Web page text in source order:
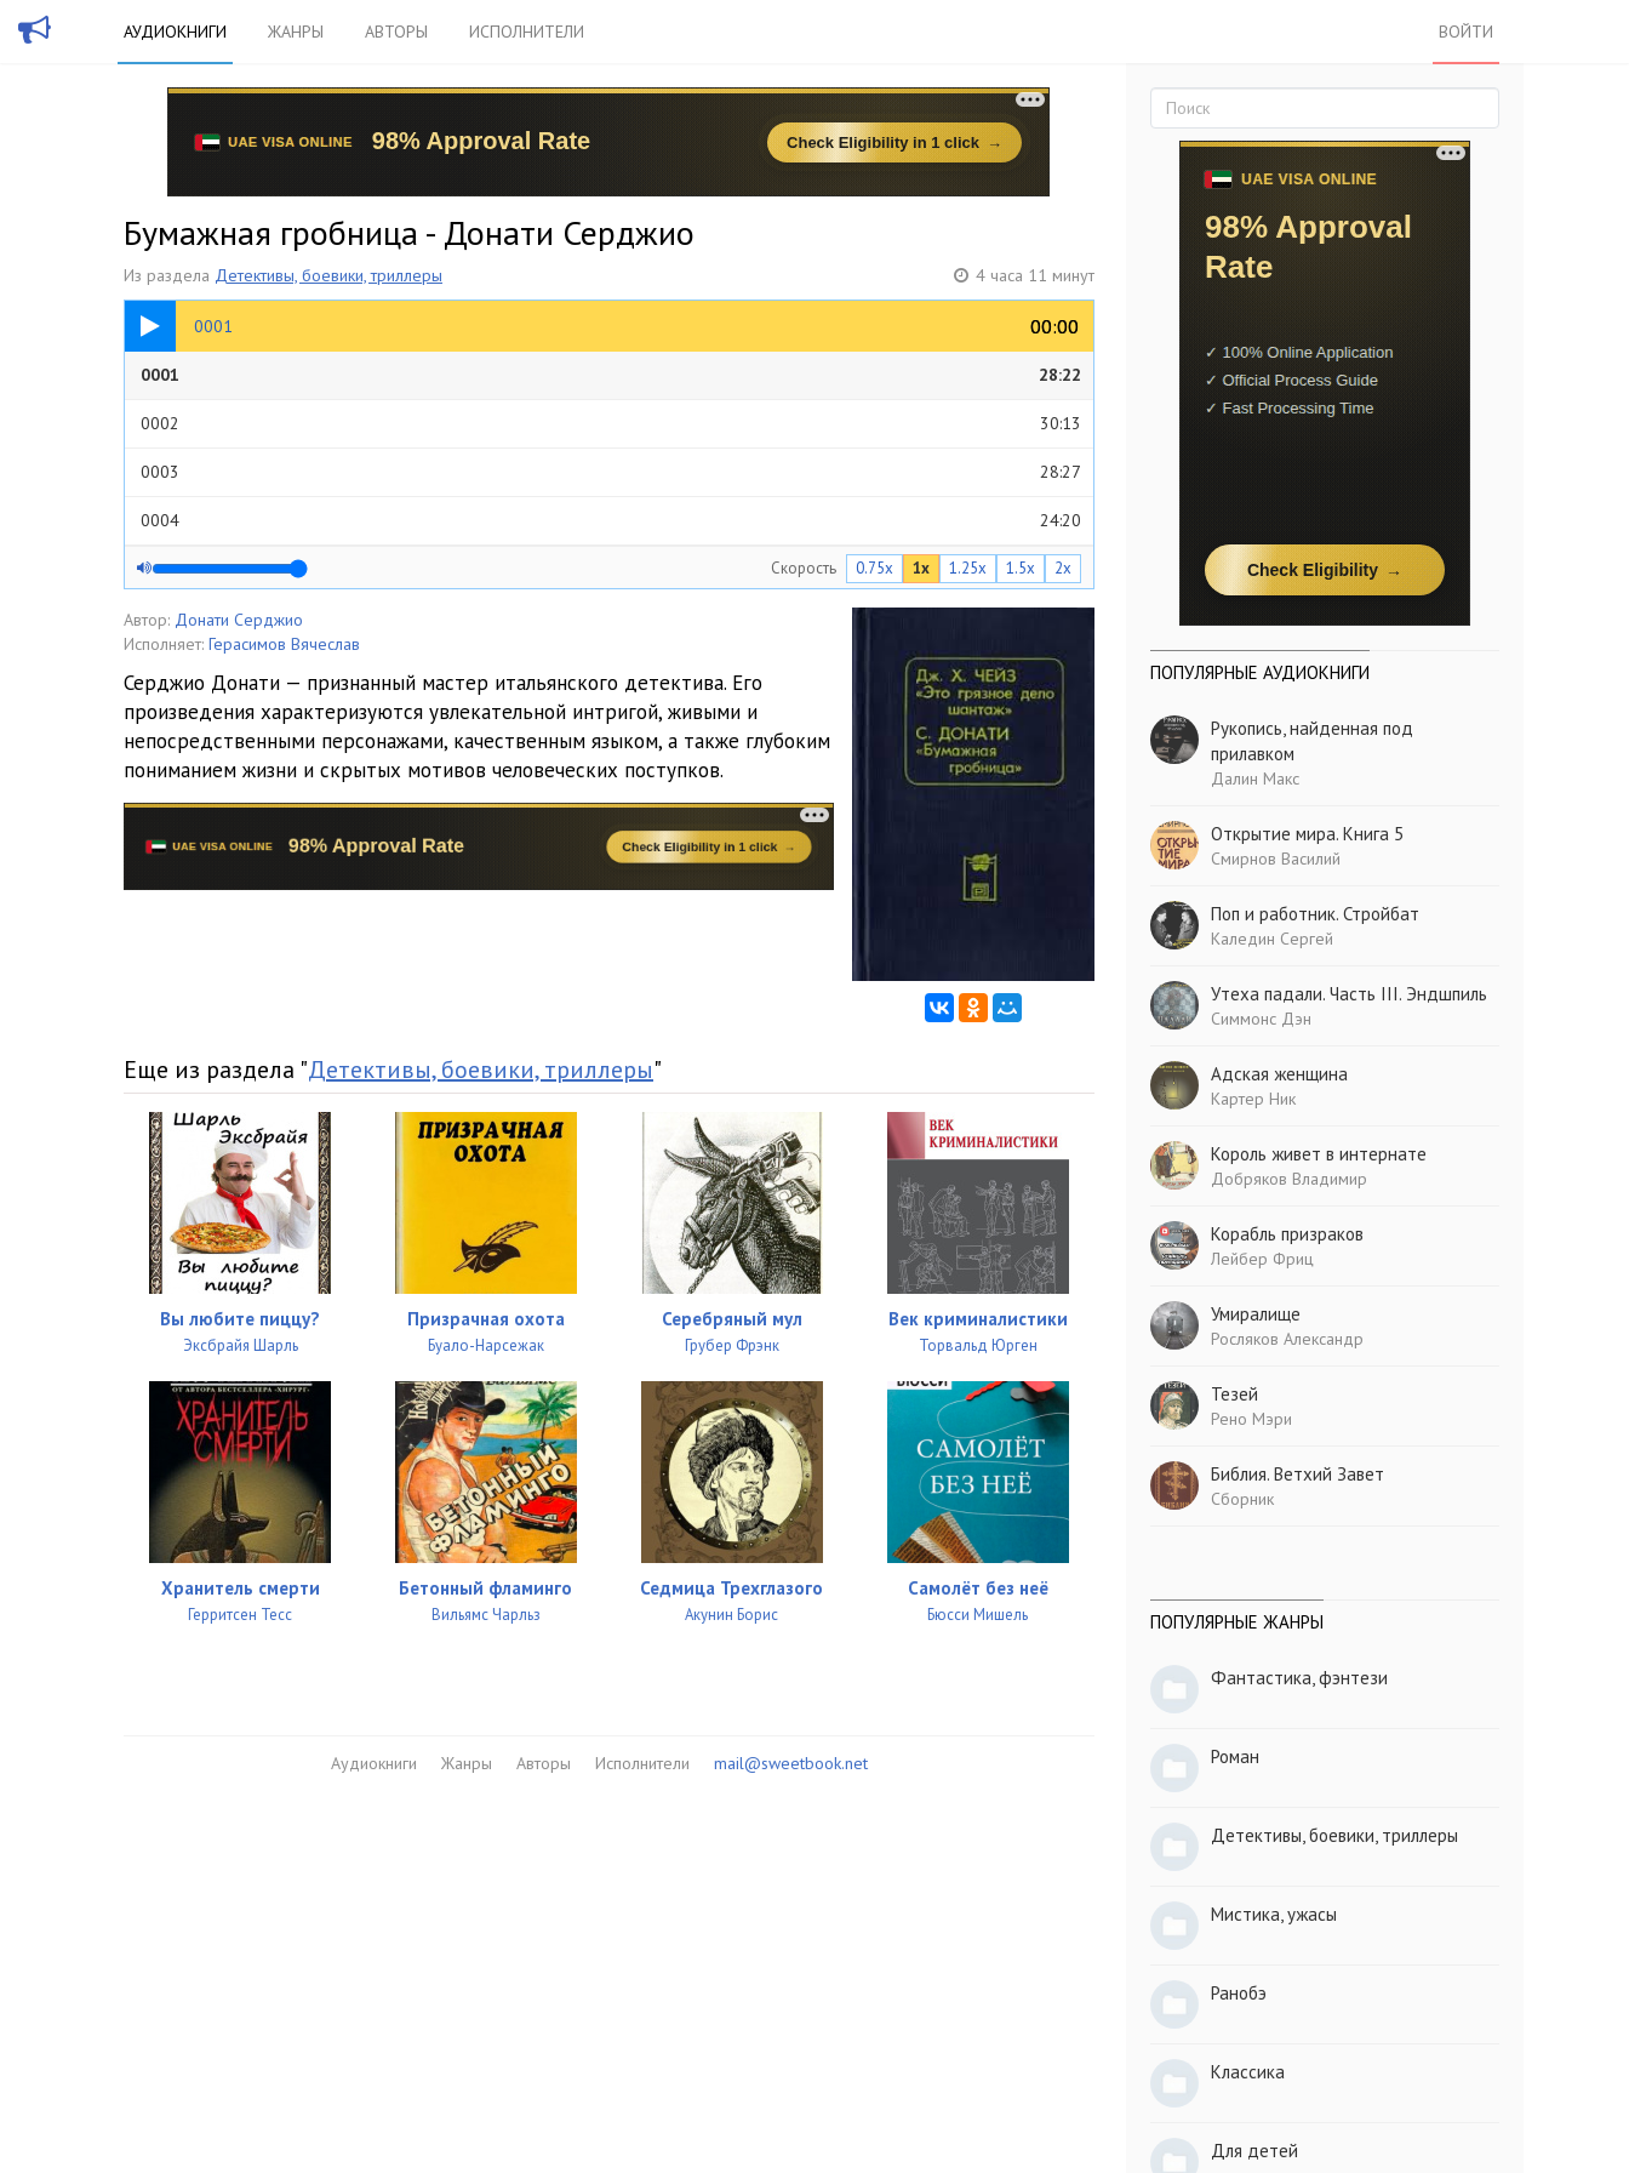
АУДИОКНИГИ ЖАНРЫ АВТОРЫ ИСПОЛНИТЕЛИ ВОЙТИ
Бумажная гробница - Донати Серджио
Из раздела Детективы, боевики, триллеры 4 часа 11 минут
0001 00:00
00:00
28:22
0001 28:22
0002 30:13
0003 28:27
0004 24:20
0005 27:03
0006
20:36
0008
0009
0010
Скорость 0.75x 1x 1.25x 1.5x 2x
Автор: Донати Серджио
Исполняет: Герасимов Вячеслав
Серджио Донати — признанный мастер итальянского детектива. Его
произведения характеризуются увлекательной интригой, живыми и
непосредственными персонажами, качественным языком, а также глубоким
пониманием жизни и скрытых мотивов человеческих поступков.
Еще из раздела "Детективы, боевики, триллеры"
Вы любите пиццу?
Эксбрайя Шарль
Призрачная охота
Буало-Нарсежак
Серебряный мул
Грубер Фрэнк
Век криминалистики
Торвальд Юрген
Хранитель смерти
Герритсен Тесс
Бетонный фламинго
Вильямс Чарльз
Седмица Трехглазого
Акунин Борис
Самолёт без неё
Бюсси Мишель
Аудиокниги Жанры Авторы Исполнители mail@sweetbook.net
ПОПУЛЯРНЫЕ АУДИОКНИГИ
Рукопись, найденная под
прилавком
Далин Макс
Открытие мира. Книга 5
Смирнов Василий
Поп и работник. Стройбат
Каледин Сергей
Утеха падали. Часть III. Эндшпиль
Симмонс Дэн
Адская женщина
Картер Ник
Король живет в интернате
Добряков Владимир
Корабль призраков
Лейбер Фриц
Умиралище
Росляков Александр
Тезей
Рено Мэри
Библия. Ветхий Завет
Сборник
ПОПУЛЯРНЫЕ ЖАНРЫ
Фантастика, фэнтези
Роман
Детективы, боевики, триллеры
Мистика, ужасы
Ранобэ
Классика
Для детей